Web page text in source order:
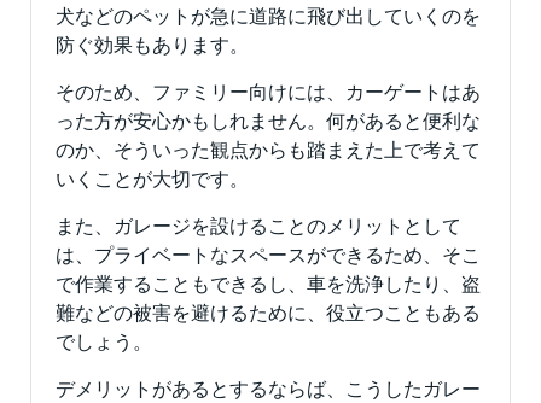
犬などのペットが急に道路に飛び出していくのを
防ぐ効果もあります。
そのため、ファミリー向けには、カーゲートはあ
った方が安心かもしれません。何があると便利な
のか、そういった観点からも踏まえた上で考えて
いくことが大切です。
また、ガレージを設けることのメリットとして
は、プライベートなスペースができるため、そこ
で作業することもできるし、車を洗浄したり、盗
難などの被害を避けるために、役立つこともある
でしょう。
デメリットがあるとするならば、こうしたガレー